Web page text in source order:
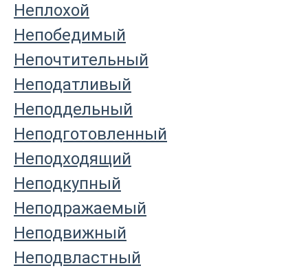
Неплохой
Непобедимый
Непочтительный
Неподатливый
Неподдельный
Неподготовленный
Неподходящий
Неподкупный
Неподражаемый
Неподвижный
Неподвластный